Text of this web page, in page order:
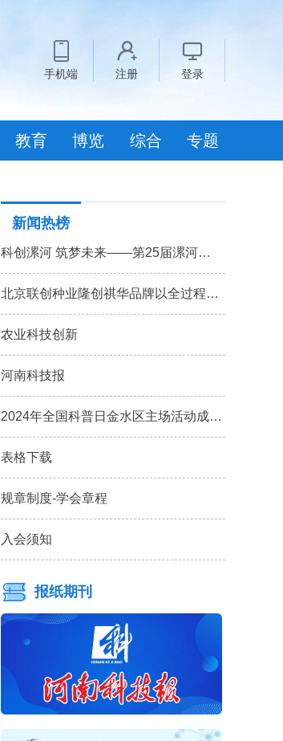
手机端 注册 登录
教育 博览 综合 专题
新闻热榜
科创漯河 筑梦未来——第25届漯河…
北京联创种业隆创祺华品牌以全过程…
农业科技创新
河南科技报
2024年全国科普日金水区主场活动成…
表格下载
规章制度-学会章程
入会须知
报纸期刊